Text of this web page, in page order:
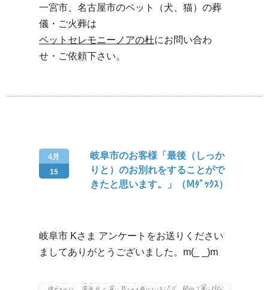
一宮市、名古屋市のペット（犬、猫）の葬
儀・ご火葬は
ペットセレモニーノアの杜にお問い合わ
せ・ご依頼下さい。
4月
15
岐阜市のお客様「最後（しっか
りと）のお別れをすることがで
きたと思います。」（Ⅿﾀﾞｯｸｽ）
岐阜市 Kさま アンケートをお送りください
ましてありがとうございました。m(_ _)m